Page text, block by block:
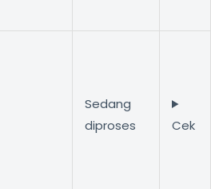
Sedang
diproses
Cek